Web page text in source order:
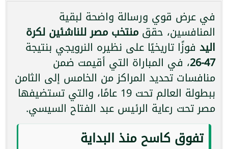
في عرض قوي ورسالة واضحة لبقية
المنافسين، حقق منتخب مصر للناشئين لكرة
اليد فوزًا تاريخيًا على نظيره النرويجي بنتيجة
47-26 ، في المباراة التي أقيمت ضمن
منافسات تحديد المراكز من الخامس إلى الثامن
ببطولة العالم تحت 19 عامًا، والتي تستضيفها
مصر تحت رعاية الرئيس عبد الفتاح السيسي.
تفوق كاسح منذ البداية